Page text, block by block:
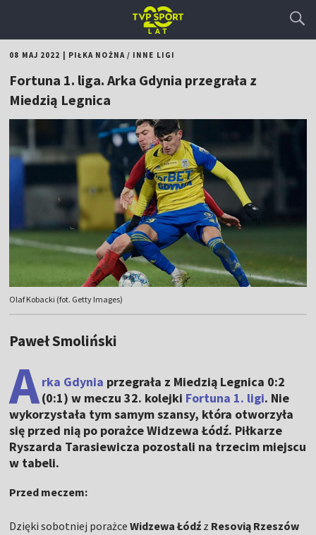
08 MAJ 2022 PIŁKA NOŻNA/ INNE LIGI
Fortuna 1. liga. Arka Gdynia przegrała z
Miedzią Legnica
Olaf Kobacki (fot. Getty Images)
Paweł Smoliński
Arka Gdynia przegrała z Miedzią Legnica 0:2
(0:1) w meczu 32. kolejki Fortuna 1. ligi. Nie
wykorzystała tym samym szansy, która otworzyła
się przed nią po porażce Widzewa Łódź. Piłkarze
Ryszarda Tarasiewicza pozostali na trzecim miejscu
w tabeli.
Przed meczem:
Dzięki sobotniej porażceWidzewa Łódź z Resovią Rzeszów